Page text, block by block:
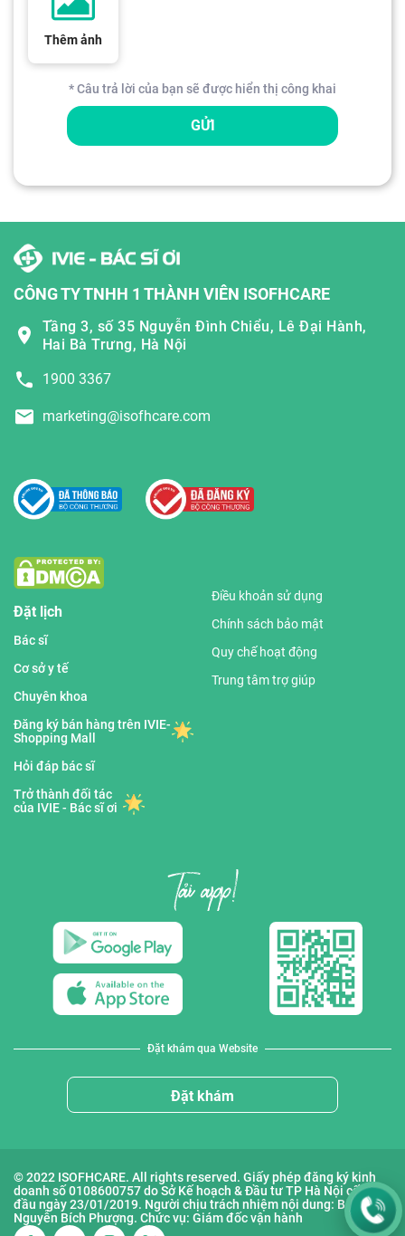
Thêm ảnh
* Câu trả lời của bạn sẽ được hiển thị công khai
GỬI
CÔNG TY TNHH 1 THÀNH VIÊN ISOFHCARE
Tầng 3, số 35 Nguyễn Đình Chiểu, Lê Đại Hành,
Hai Bà Trưng, Hà Nội
1900 3367
marketing@isofhcare.com
Đặt lịch
Bác sĩ
Cơ sở y tế
Chuyên khoa
Đăng ký bán hàng trên IVIE-
Shopping Mall
Hỏi đáp bác sĩ
Trở thành đối tác
của IVIE - Bác sĩ ơi
Điều khoản sử dụng
Chính sách bảo mật
Quy chế hoạt động
Trung tâm trợ giúp
Đặt khám qua Website
Đặt khám
© 2022 ISOFHCARE. All rights reserved. Giấy phép đăng ký kinh
doanh số 0108600757 do Sở Kế hoạch & Đầu tư TP Hà Nội cấp lần
đầu ngày 23/01/2019. Người chịu trách nhiệm nội dung: Bà
Nguyễn Bích Phượng. Chức vụ: Giám đốc vận hành